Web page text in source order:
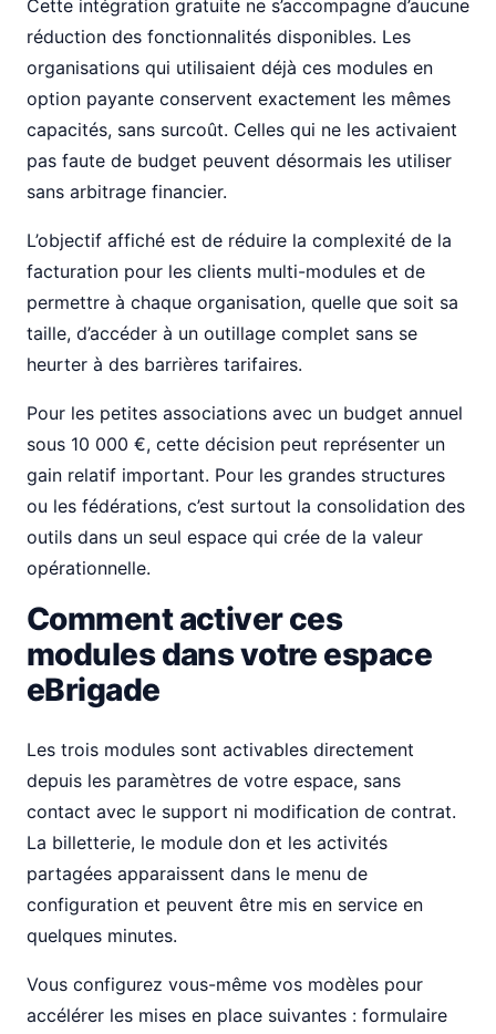
Cette intégration gratuite ne s’accompagne d’aucune
réduction des fonctionnalités disponibles. Les
organisations qui utilisaient déjà ces modules en
option payante conservent exactement les mêmes
capacités, sans surcoût. Celles qui ne les activaient
pas faute de budget peuvent désormais les utiliser
sans arbitrage financier.
L’objectif affiché est de réduire la complexité de la
facturation pour les clients multi-modules et de
permettre à chaque organisation, quelle que soit sa
taille, d’accéder à un outillage complet sans se
heurter à des barrières tarifaires.
Pour les petites associations avec un budget annuel
sous 10 000 €, cette décision peut représenter un
gain relatif important. Pour les grandes structures
ou les fédérations, c’est surtout la consolidation des
outils dans un seul espace qui crée de la valeur
opérationnelle.
Comment activer ces
modules dans votre espace
eBrigade
Les trois modules sont activables directement
depuis les paramètres de votre espace, sans
contact avec le support ni modification de contrat.
La billetterie, le module don et les activités
partagées apparaissent dans le menu de
configuration et peuvent être mis en service en
quelques minutes.
Vous configurez vous-même vos modèles pour
accélérer les mises en place suivantes : formulaire